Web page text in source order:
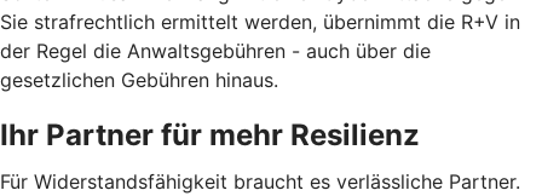
Sie strafrechtlich ermittelt werden, übernimmt die R+V in
der Regel die Anwaltsgebühren - auch über die
gesetzlichen Gebühren hinaus.
Ihr Partner für mehr Resilienz
Für Widerstandsfähigkeit braucht es verlässliche Partner.